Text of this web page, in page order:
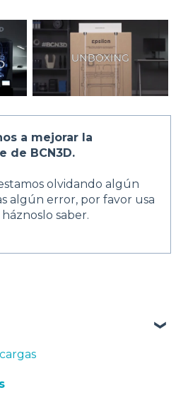
a mejorar la
de BCN3D.
olvidando algún
algún error, por favor usa
saber.